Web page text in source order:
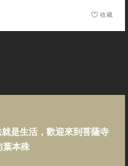
收藏
是生活，歡迎來到菩薩寺
本殊